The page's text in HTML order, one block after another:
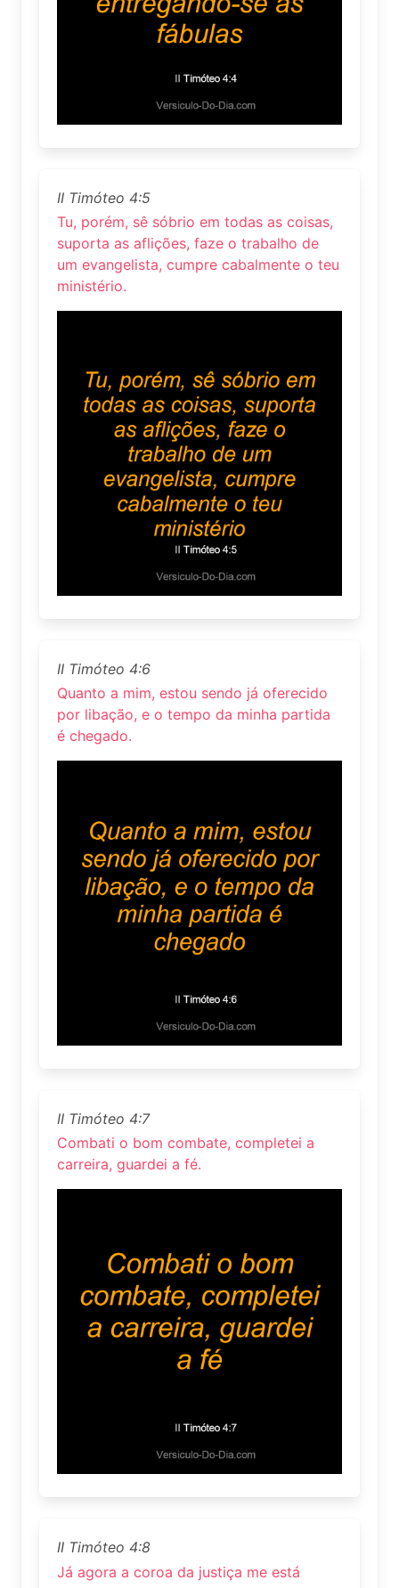
II Timóteo 4:5
Tu, porém, sê sóbrio em todas as coisas,
suporta as aflições, faze o trabalho de
um evangelista, cumpre cabalmente o teu
ministério.
II Timóteo 4:6
Quanto a mim, estou sendo já oferecido
por libação, e o tempo da minha partida
é chegado.
II Timóteo 4:7
Combati o bom combate, completei a
carreira, guardei a fé.
II Timóteo 4:8
Já agora a coroa da justiça me está